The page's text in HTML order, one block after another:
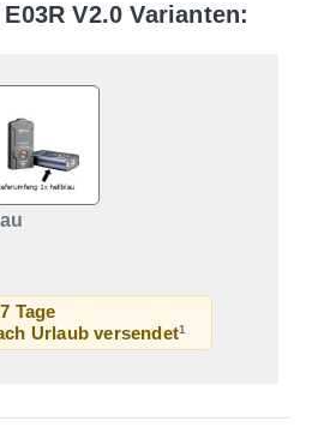
V2.0 Varianten:
Tage
Urlaub versendet1